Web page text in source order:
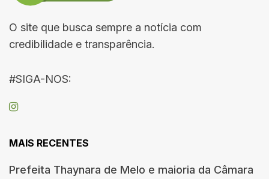
O site que busca sempre a notícia com
credibilidade e transparência.
#SIGA-NOS:
MAIS RECENTES
Prefeita Thaynara de Melo e maioria da Câmara